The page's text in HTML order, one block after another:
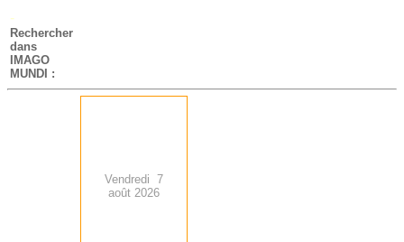
-
Rechercher
dans
IMAGO
MUNDI :
Vendredi 7
août 2026